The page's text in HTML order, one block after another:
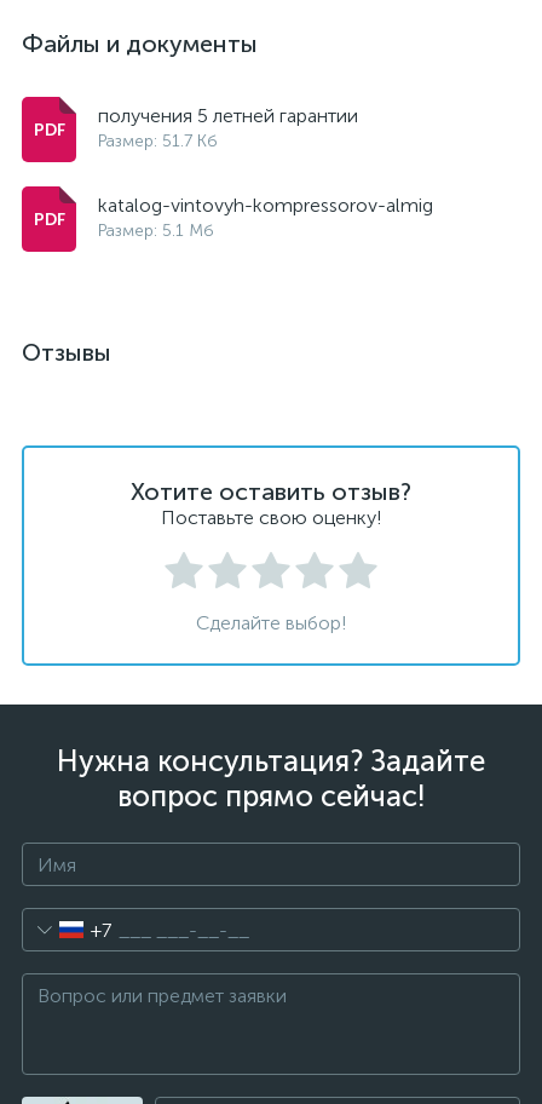
Файлы и документы
получения 5 летней гарантии
Размер: 51.7 Кб
katalog-vintovyh-kompressorov-almig
Размер: 5.1 Мб
Отзывы
Хотите оставить отзыв?
Поставьте свою оценку!
Сделайте выбор!
Нужна консультация? Задайте
вопрос прямо сейчас!
+7